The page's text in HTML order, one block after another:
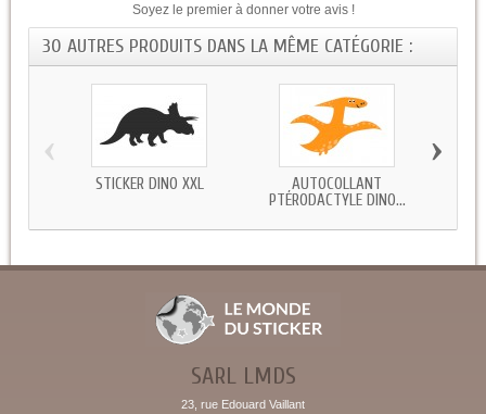
Soyez le premier à donner votre avis !
30 AUTRES PRODUITS DANS LA MÊME CATÉGORIE :
STICKER DINO XXL
AUTOCOLLANT
PTÉRODACTYLE DINO...
‹ ›
SARL LMDS
23, rue Edouard Vaillant